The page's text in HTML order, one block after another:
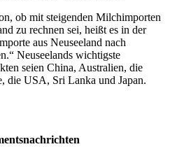
ob mit steigenden Milchimporten
zu rechnen sei, heißt es in der
aus Neuseeland nach
Neuseelands wichtigste
seien China, Australien, die
die USA, Sri Lanka und Japan.